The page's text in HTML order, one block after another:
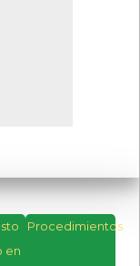
en
Procedimientos